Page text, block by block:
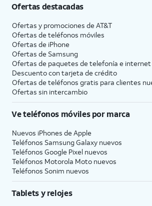
Ofertas destacadas
Ofertas y promociones de AT&T
Ofertas de teléfonos móviles
Ofertas de iPhone
Ofertas de Samsung
Ofertas de paquetes de telefonía e internet
Descuento con tarjeta de crédito
Ofertas de teléfonos gratis para clientes
Ofertas sin intercambio
Ve teléfonos móviles por marca
Nuevos iPhones de Apple
Teléfonos Samsung Galaxy nuevos
Teléfonos Google Pixel nuevos
Teléfonos Motorola Moto nuevos
Teléfonos Sonim nuevos
Tablets y relojes